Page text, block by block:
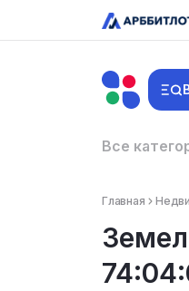
Все
Главная